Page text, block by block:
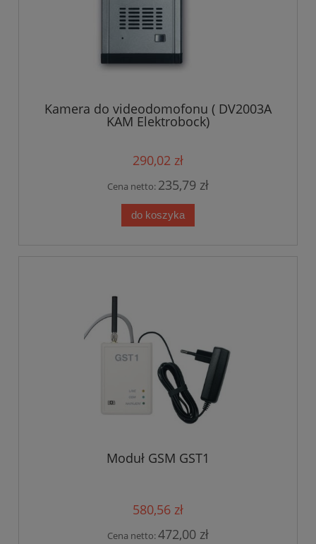
Kamera do videodomofonu ( DV2003A
KAM Elektrobock)
290,02 zł
Cena netto: 235,79 zł
do koszyka
Moduł GSM GST1
580,56 zł
Cena netto:472,00 zł